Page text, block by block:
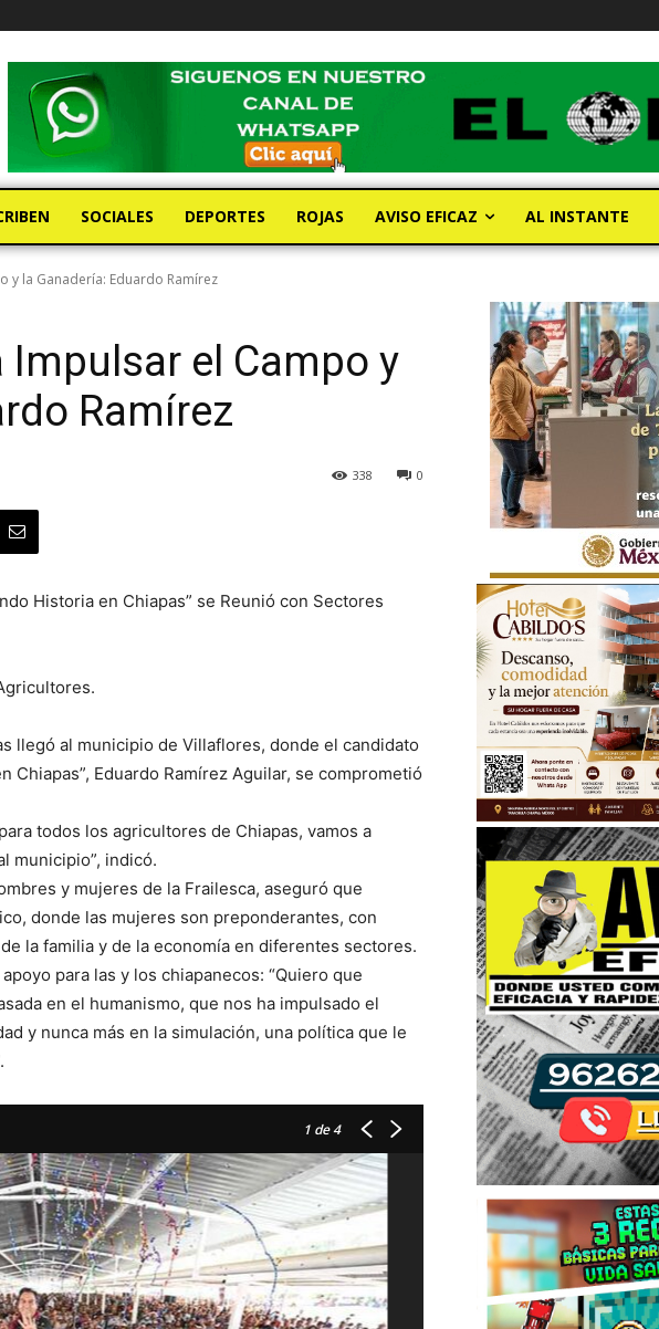
SOCIALES DEPORTES ROJAS AVISO EFICAZ AL INSTANTE
y la Ganadería: Eduardo Ramírez
el Campo y
Ramírez
0
338
Historia en Chiapas” se Reunió con Sectores
llegó al municipio de Villaflores, donde el candidato
Chiapas”, Eduardo Ramírez Aguilar, se comprometió
todos los agricultores de Chiapas, vamos a
municipio”, indicó.
y mujeres de la Frailesca, aseguró que
donde las mujeres son preponderantes, con
la familia y de la economía en diferentes sectores.
para las y los chiapanecos: “Quiero que
en el humanismo, que nos ha impulsado el
y nunca más en la simulación, una política que le
1 de 4